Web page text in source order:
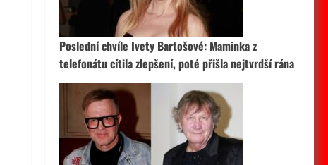
Poslední chvíle Ivety Bartošové: Maminka z
telefonátu cítila zlepšení, poté přišla nejtvrdší rána